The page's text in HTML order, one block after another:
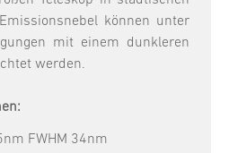
können unter
mit einem dunkleren
werden.
FWHM 34nm